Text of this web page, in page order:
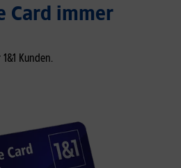
Card immer
Kunden.